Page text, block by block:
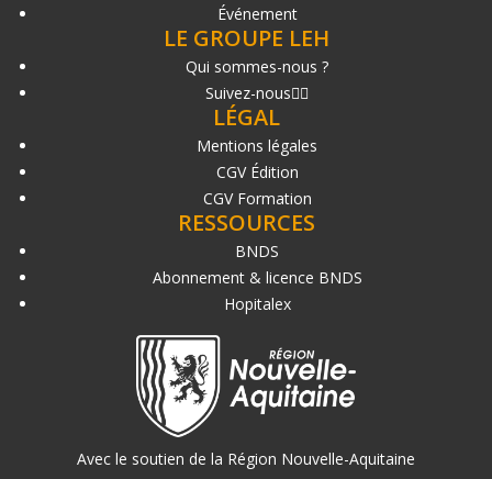
Événement
LE GROUPE LEH
Qui sommes-nous ?
Suivez-nous
LÉGAL
Mentions légales
CGV Édition
CGV Formation
RESSOURCES
BNDS
Abonnement & licence BNDS
Hopitalex
Avec le soutien de la Région Nouvelle-Aquitaine